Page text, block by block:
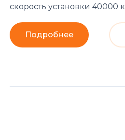
скорость установки 40000
Подробнее